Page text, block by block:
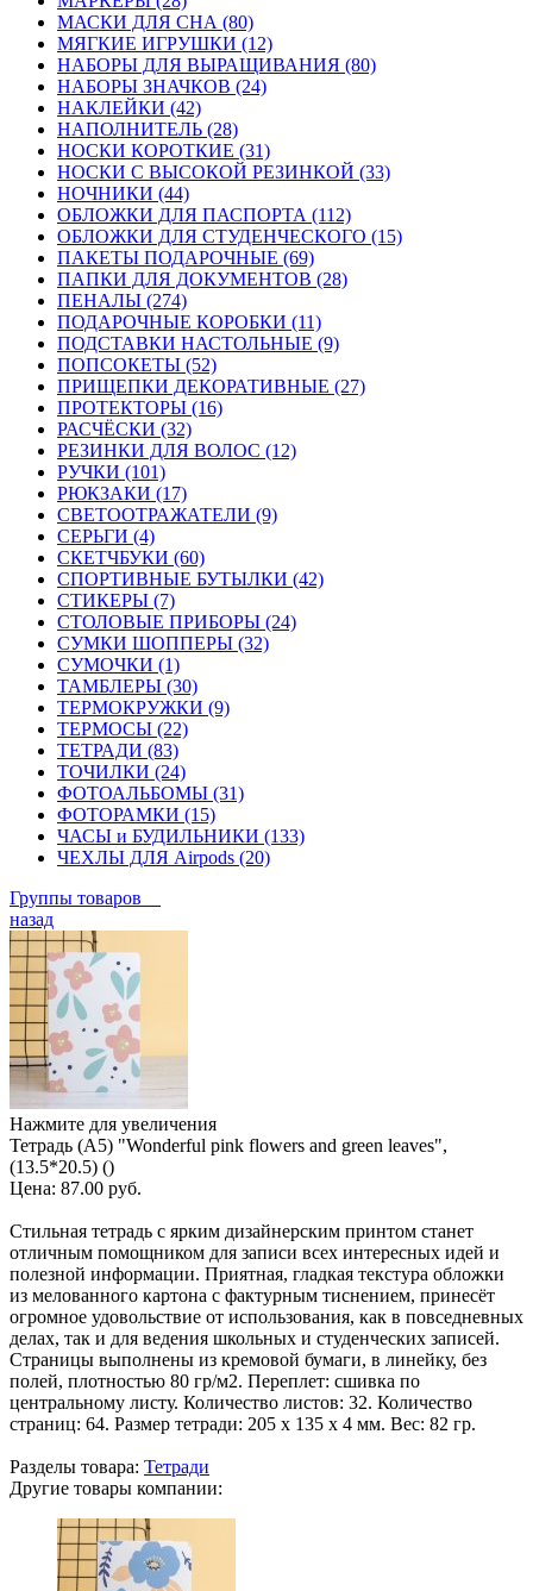
МАСКИ ДЛЯ СНА (80)
МЯГКИЕ ИГРУШКИ (12)
НАБОРЫ ДЛЯ ВЫРАЩИВАНИЯ (80)
НАБОРЫ ЗНАЧКОВ (24)
НАКЛЕЙКИ (42)
НАПОЛНИТЕЛЬ (28)
НОСКИ КОРОТКИЕ (31)
НОСКИ С ВЫСОКОЙ РЕЗИНКОЙ (33)
НОЧНИКИ (44)
ОБЛОЖКИ ДЛЯ ПАСПОРТА (112)
ОБЛОЖКИ ДЛЯ СТУДЕНЧЕСКОГО (15)
ПАКЕТЫ ПОДАРОЧНЫЕ (69)
ПАПКИ ДЛЯ ДОКУМЕНТОВ (28)
ПЕНАЛЫ (274)
ПОДАРОЧНЫЕ КОРОБКИ (11)
ПОДСТАВКИ НАСТОЛЬНЫЕ (9)
ПОПСОКЕТЫ (52)
ПРИЩЕПКИ ДЕКОРАТИВНЫЕ (27)
ПРОТЕКТОРЫ (16)
РАСЧЁСКИ (32)
РЕЗИНКИ ДЛЯ ВОЛОС (12)
РУЧКИ (101)
РЮКЗАКИ (17)
СВЕТООТРАЖАТЕЛИ (9)
СЕРЬГИ (4)
СКЕТЧБУКИ (60)
СПОРТИВНЫЕ БУТЫЛКИ (42)
СТИКЕРЫ (7)
СТОЛОВЫЕ ПРИБОРЫ (24)
СУМКИ ШОППЕРЫ (32)
СУМОЧКИ (1)
ТАМБЛЕРЫ (30)
ТЕРМОКРУЖКИ (9)
ТЕРМОСЫ (22)
ТЕТРАДИ (83)
ТОЧИЛКИ (24)
ФОТОАЛЬБОМЫ (31)
ФОТОРАМКИ (15)
ЧАСЫ и БУДИЛЬНИКИ (133)
ЧЕХЛЫ ДЛЯ Airpods (20)
Группы товаров
назад
Нажмите для увеличения
Тетрадь (A5) "Wonderful pink flowers and green leaves",
(13.5*20.5) ()
Цена: 87.00 руб.
Стильная тетрадь с ярким дизайнерским принтом станет
отличным помощником для записи всех интересных идей и
полезной информации. Приятная, гладкая текстура обложки
из мелованного картона с фактурным тиснением, принесёт
огромное удовольствие от использования, как в повседневных
делах, так и для ведения школьных и студенческих записей.
Страницы выполнены из кремовой бумаги, в линейку, без
полей, плотностью 80 гр/м2. Переплет: сшивка по
центральному листу. Количество листов: 32. Количество
страниц: 64. Размер тетради: 205 х 135 х 4 мм. Вес: 82 гр.
Разделы товара: Тетради
Другие товары компании: